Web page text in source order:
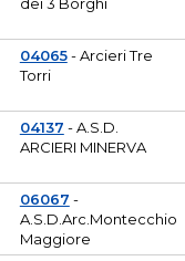
dei 3 Borghi
04065- Arcieri Tre
Torri
04137 - A.S.D.
ARCIERI MINERVA
06067 -
A.S.D.Arc.Montecchio
Maggiore